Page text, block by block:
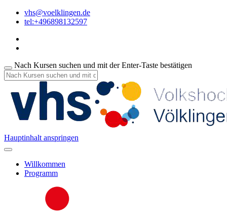
vhs@voelklingen.de
tel:+496898132597
Nach Kursen suchen und mit der Enter-Taste bestätigen
Hauptinhalt anspringen
Willkommen
Programm